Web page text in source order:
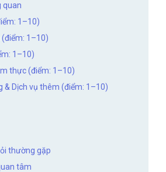
quan
1–10)
(điểm: 1–10)
1–10)
thực (điểm: 1–10)
& Dịch vụ thêm (điểm: 1–10)
thường gặp
tâm